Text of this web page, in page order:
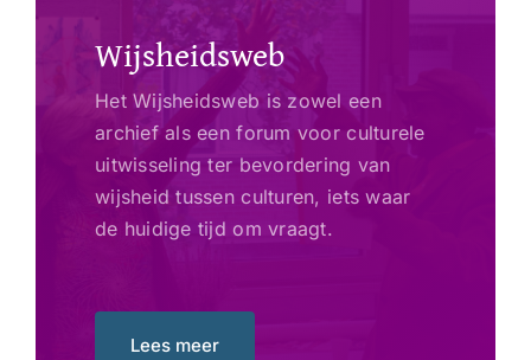
Wijsheidsweb
Het Wijsheidsweb is zowel een
archief als een forum voor culturele
uitwisseling ter bevordering van
wijsheid tussen culturen, iets waar
de huidige tijd om vraagt.
Lees meer